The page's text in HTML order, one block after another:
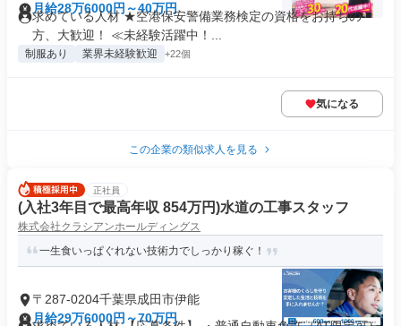
月給28万6000円～40万円
求めている人材 ★空港保安警備業務検定の資格をお持ちの
方、大歓迎！ ≪未経験活躍中！...
制服あり 業界未経験歓迎 +22個
気になる
この企業の類似求人を見る
正社員
(入社3年目で最高年収 854万円)水道の工事スタッフ
株式会社クラシアンホールディングス
一生食いっぱぐれない技術力でしっかり稼ぐ！
〒287-0204千葉県成田市伊能
月給29万6000円～70万円